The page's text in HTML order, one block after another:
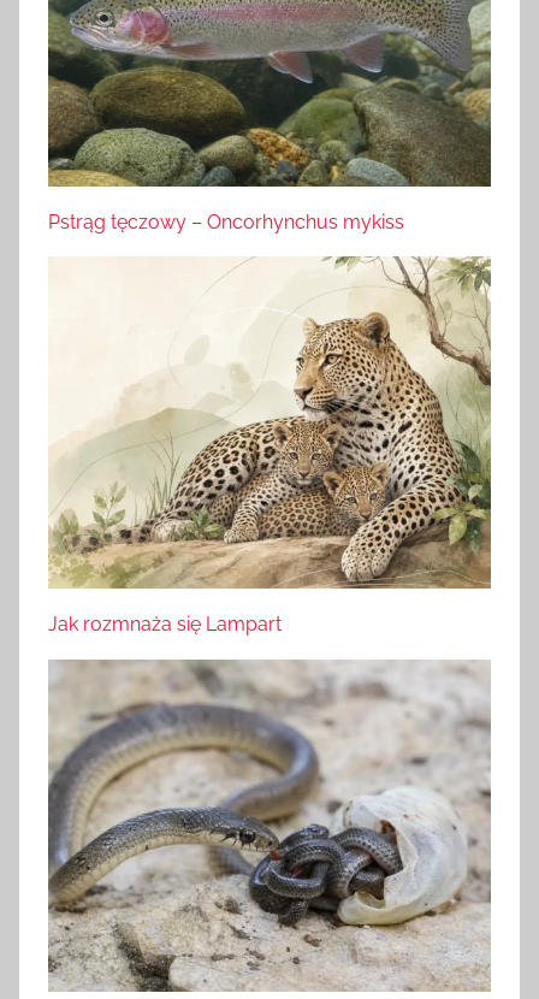
Pstrąg tęczowy – Oncorhynchus mykiss
Jak rozmnaża się Lampart